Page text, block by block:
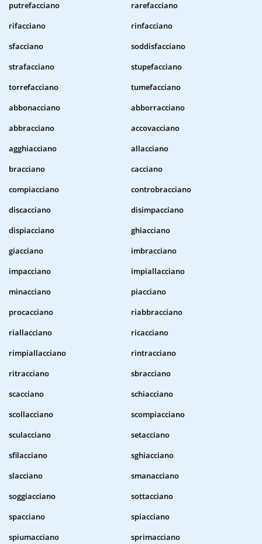
putrefacciano
rarefacciano
rifacciano
rinfacciano
sfacciano
soddisfacciano
strafacciano
stupefacciano
torrefacciano
tumefacciano
abbonacciano
abborracciano
abbracciano
accovacciano
agghiacciano
allacciano
bracciano
cacciano
compiacciano
controbracciano
discacciano
disimpacciano
dispiacciano
ghiacciano
giacciano
imbracciano
impacciano
impiallacciano
minacciano
piacciano
procacciano
riabbracciano
riallacciano
ricacciano
rimpiallacciano
rintracciano
ritracciano
sbracciano
scacciano
schiacciano
scollacciano
scompiacciano
sculacciano
setacciano
sfilacciano
sghiacciano
slacciano
smanacciano
soggiacciano
sottacciano
spacciano
spiacciano
spiumacciano
sprimacciano